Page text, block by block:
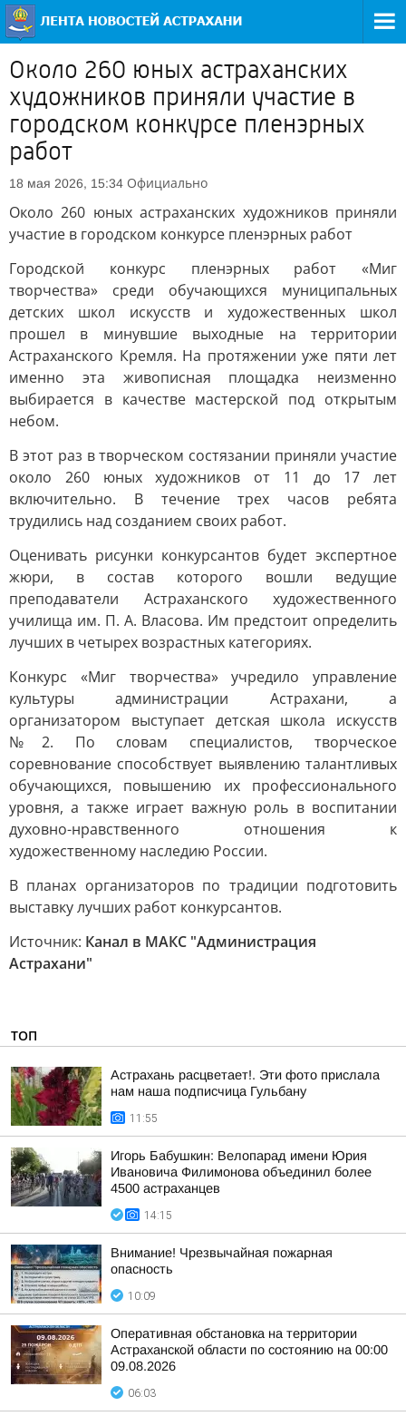
Около 260 юных астраханских
художников приняли участие в
городском конкурсе пленэрных
работ
18 мая 2026, 15:34 Официально
Около 260 юных астраханских художников приняли
участие в городском конкурсе пленэрных работ
Городской конкурс пленэрных работ «Миг
творчества» среди обучающихся муниципальных
детских школ искусств и художественных школ
прошел в минувшие выходные на территории
Астраханского Кремля. На протяжении уже пяти лет
именно эта живописная площадка неизменно
выбирается в качестве мастерской под открытым
небом.
В этот раз в творческом состязании приняли участие
около 260 юных художников от 11 до 17 лет
включительно. В течение трех часов ребята
трудились над созданием своих работ.
Оценивать рисунки конкурсантов будет экспертное
жюри, в состав которого вошли ведущие
преподаватели Астраханского художественного
училища им. П. А. Власова. Им предстоит определить
лучших в четырех возрастных категориях.
Конкурс «Миг творчества» учредило управление
культуры администрации Астрахани, а
организатором выступает детская школа искусств
№2. По словам специалистов, творческое
соревнование способствует выявлению талантливых
обучающихся, повышению их профессионального
уровня, а также играет важную роль в воспитании
духовно-нравственного отношения к
художественному наследию России.
В планах организаторов по традиции подготовить
выставку лучших работ конкурсантов.
Источник: Канал в МАКС "Администрация
Астрахани"
ТОП
Астрахань расцветает!. Эти фото прислала
нам наша подписчица Гульбану
11:55
Игорь Бабушкин: Велопарад имени Юрия
Ивановича Филимонова объединил более
4500 астраханцев
14:15
Внимание! Чрезвычайная пожарная
опасность
10:09
Оперативная обстановка на территории
Астраханской области по состоянию на 00:00
09.08.2026
06:03